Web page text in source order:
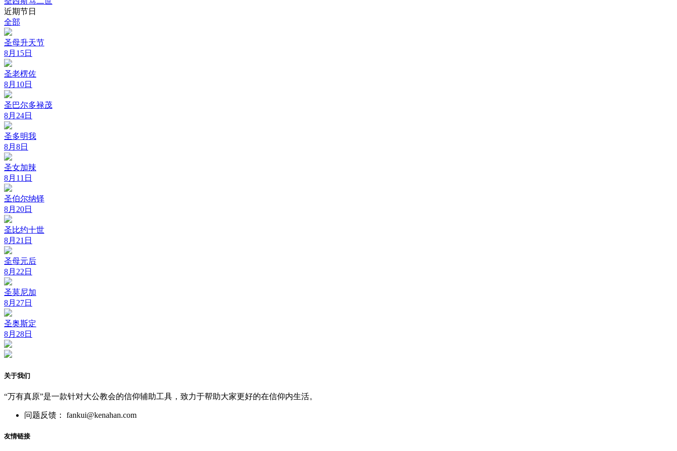
近期节日
全部
圣母升天节
8月15日
圣老楞佐
8月10日
圣巴尔多禄茂
8月24日
圣多明我
8月8日
圣女加辣
8月11日
圣伯尔纳铎
8月20日
圣比约十世
8月21日
圣母元后
8月22日
圣莫尼加
8月27日
圣奥斯定
8月28日
关于我们
“万有真原”是一款针对大公教会的信仰辅助工具，致力于帮助大家更好的在信仰内生活。
问题反馈： fankui@kenahan.com
友情链接